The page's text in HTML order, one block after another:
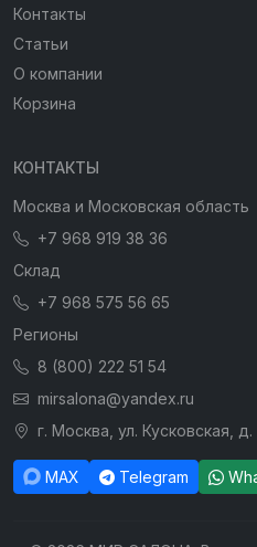
Контакты
Статьи
О компании
Корзина
КОНТАКТЫ
Москва и Московская область
+7 968 919 38 36
Склад
+7 968 575 56 65
Регионы
8 (800) 222 51 54
mirsalona@yandex.ru
г. Москва, ул. Кусковская, д.
MAX Telegram